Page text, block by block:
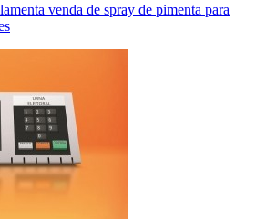
venda de spray de pimenta para